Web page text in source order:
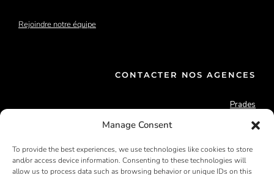
Manage Consent
To provide the best experiences, we use technologies like cookies to store
and/or access device information. Consenting to these technologies will
allow us to process data such as browsing behavior or unique IDs on this
Rejoindre notre équipe
CONTACTER NOS AGENCES
Prades
Argelès/mer
Font-Romeu
Rivesaltes